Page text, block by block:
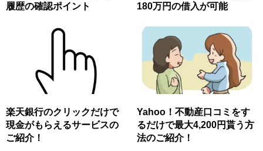
履歴の確認ポイント
180万円の借入が可能
楽天銀行のクリックだけで
現金がもらえるサービスの
ご紹介！
Yahoo！不動産口コミをす
るだけで最大4,200円貰う方
法のご紹介！